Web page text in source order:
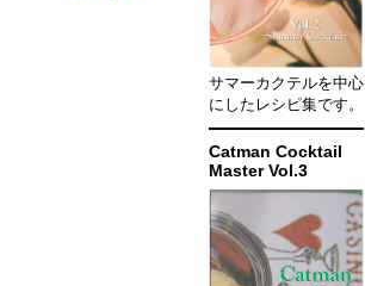
サマーカクテルを中心
にしたレシピ集です。
Catman Cocktail
Master Vol.3